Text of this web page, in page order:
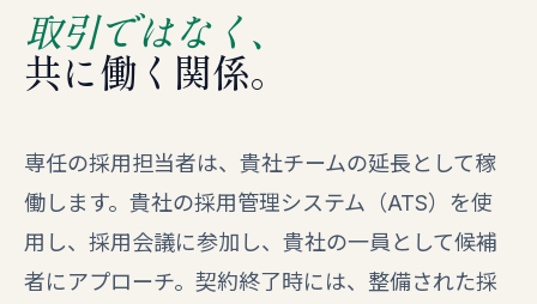
取引ではなく、
共に働く関係。
専任の採用担当者は、貴社チームの延長として稼
働します。貴社の採用管理システム（ATS）を使
用し、採用会議に参加し、貴社の一員として候補
者にアプローチ。契約終了時には、整備された採